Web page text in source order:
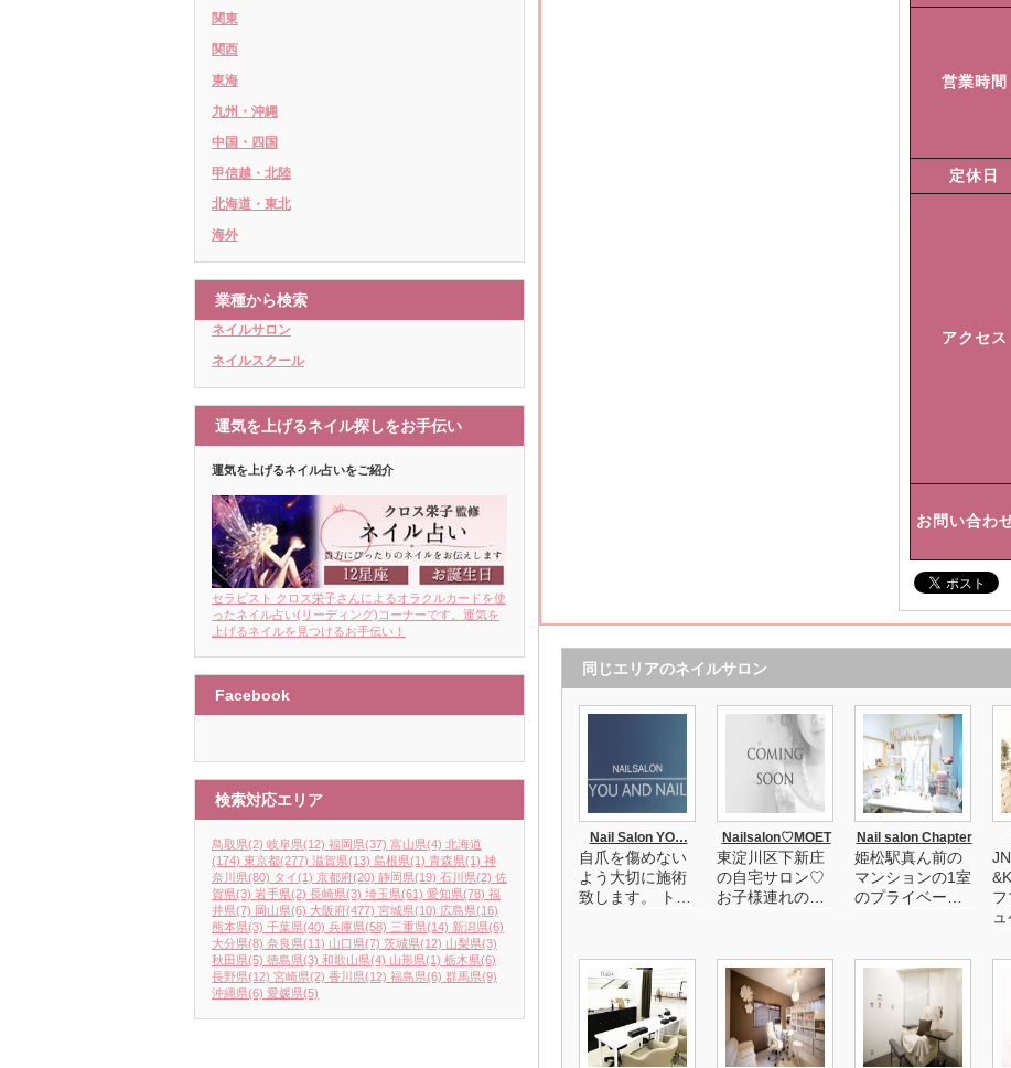
営業時間
定休日
アクセス
お問い合わ
同じエリアのネイルサロン
Nail Salon YO…
自爪を傷めない
よう大切に施術
致します。 ト…
Nailsalon♡MOET
東淀川区下新庄
の自宅サロン♡
お子様連れの…
Nail salon Chapter
姫松駅真ん前の
マンションの1室
のプライベー…
関東
関西
東海
九州・沖縄
中国・四国
甲信越・北陸
北海道・東北
海外
業種から検索
ネイルサロン
ネイルスクール
運気を上げるネイル探しをお手伝い
運気を上げるネイル占いをご紹介
セラピスト クロス栄子さんによるオラクルカードを使
ったネイル占い(リーディング)コーナーです。運気を
上げるネイルを見つけるお手伝い！
Facebook
検索対応エリア
鳥取県(2) 岐阜県(12) 福岡県(37) 富山県(4) 北海道
(174) 東京都(277) 滋賀県(13) 島根県(1) 青森県(1) 神
奈川県(80) タイ(1) 京都府(20) 静岡県(19) 石川県(2) 佐
賀県(3) 岩手県(2) 長崎県(3) 埼玉県(61) 愛知県(78) 福
井県(7) 岡山県(6) 大阪府(477) 宮城県(10) 広島県(16)
熊本県(3) 千葉県(40) 兵庫県(58) 三重県(14) 新潟県(6)
大分県(8) 奈良県(11) 山口県(7) 茨城県(12) 山梨県(3)
秋田県(5) 徳島県(3) 和歌山県(4) 山形県(1) 栃木県(6)
長野県(12) 宮崎県(2) 香川県(12) 福島県(6) 群馬県(9)
沖縄県(6) 愛媛県(5)